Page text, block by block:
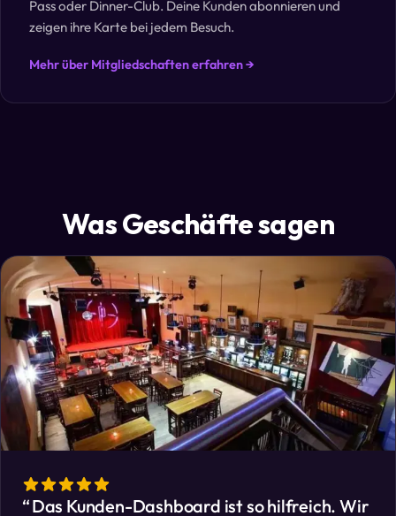
Pass oder Dinner-Club. Deine Kunden abonnieren und
zeigen ihre Karte bei jedem Besuch.
Mehr über Mitgliedschaften erfahren →
Was Geschäfte sagen
Das Kunden-Dashboard ist so hilfreich. Wir